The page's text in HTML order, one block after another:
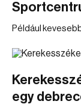
Például
egy